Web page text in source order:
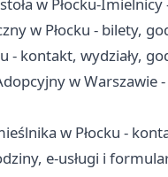
w Płocku-
w Płocku - bilety,
- kontakt, wydziały,
w Warszawie
w Płocku -
e-usługi i